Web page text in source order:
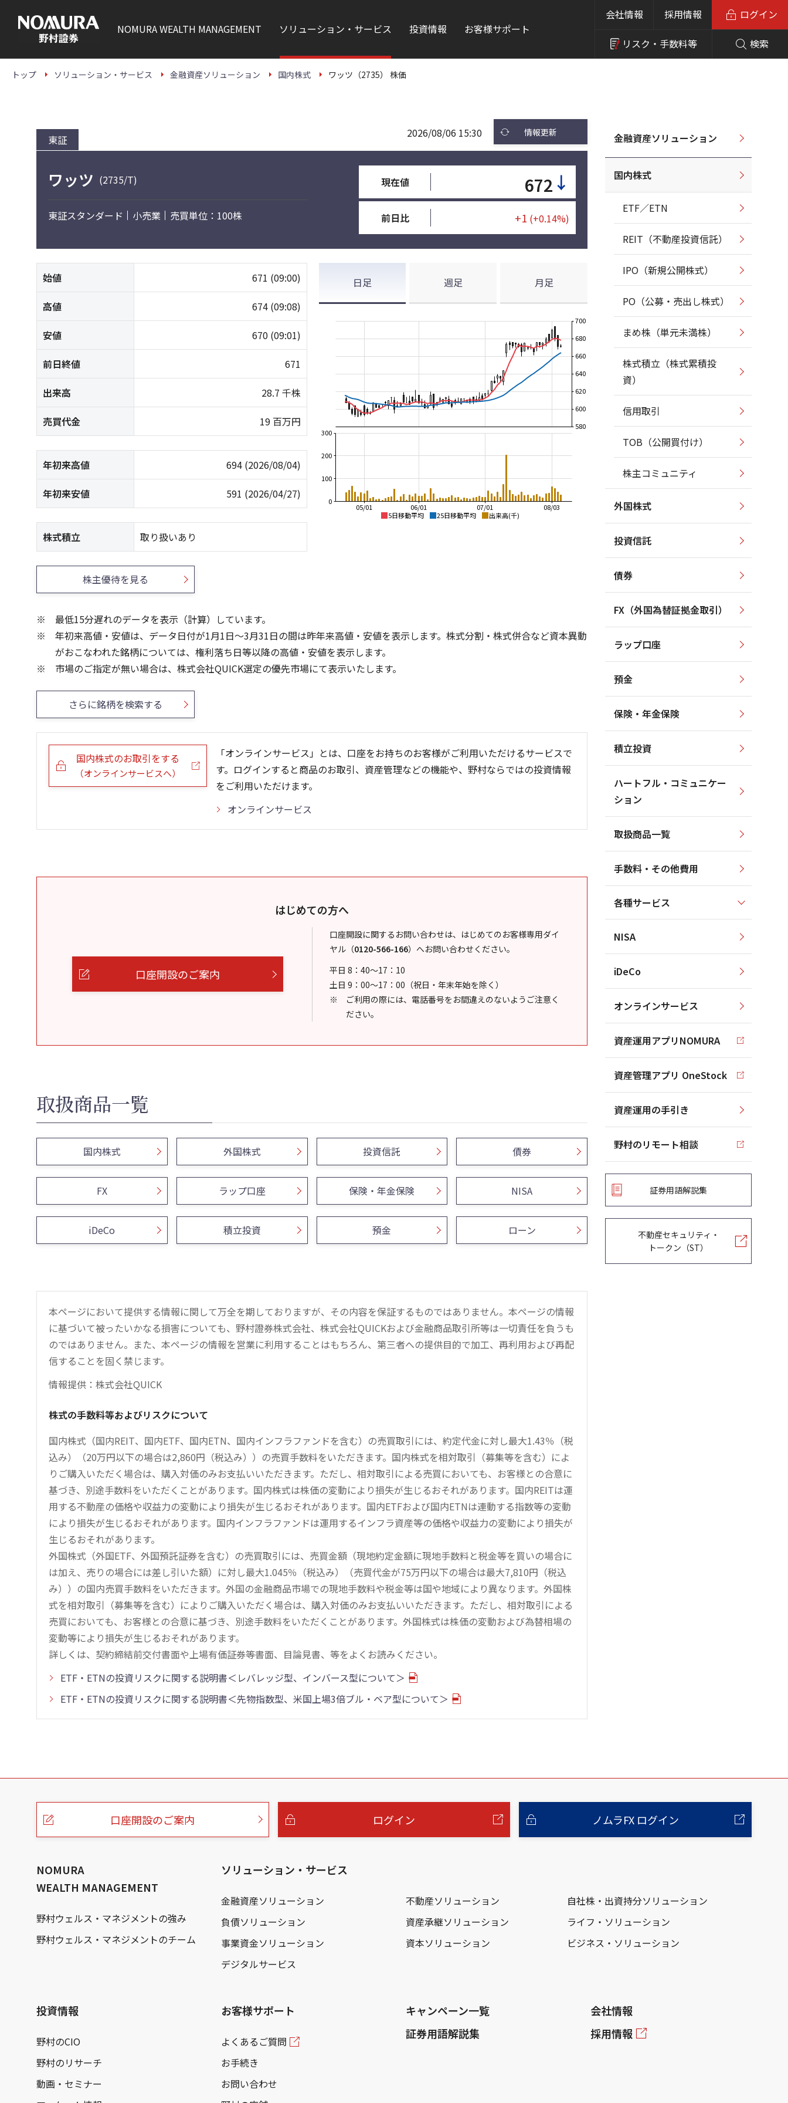
本
NOMURAWEALTH MANAGEMENT ソリューション・サービス 投資情報 お客様サポート
会社情報 採用情報
リスク・ 手数料等 検索
ログイン
トップ ソリューション・サービス 金融資産ソリューション 国内株式 ワッツ（2735） 株価
東証 2026/08/06 15:30 情報更新
ワッツ (2735/T)
東証スタンダード 小売業 売買単位：100株
現在値 672 ↓
前日比 +1 (+0.14%)
始値 671 (09:00)
高値 674 (09:08)
安値 670 (09:01)
前日終値 671
出来高 28.7 千株
売買代金 19 百万円
年初来高値 694 (2026/08/04)
年初来安値 591 (2026/04/27)
株式積立 取り扱いあり
日足 週足 月足
5日移動平均 25日移動平均 出来高(千)
08/03
07/01
06/01
05/01
580
600
620
640
660
680
700
0
100
200
300
13週移動平均 26週移動平均 出来高(千)
200
300
5ヶ月移動平均 25ヶ月移動平均 出来高(千)
150
200
株主優待を見る
最低15分遅れのデータを表示（計算）しています。
年初来高値・安値は、データ日付が1月1日～3月31日の間は昨年来高値・安値を表示します。株式分割・株式併合など資本異動
がおこなわれた銘柄については、権利落ち日等以降の高値・安値を表示します。
市場のご指定が無い場合は、株式会社QUICK選定の優先市場にて表示いたします。
さらに銘柄を検索する
国内株式のお取引をする
（オンラインサービスへ）
「オンラインサービス」とは、口座をお持ちのお客様がご利用いただけるサービスで
す。ログインすると商品のお取引、資産管理などの機能や、野村ならではの投資情報
をご利用いただけます。
オンラインサービス
はじめての方へ
口座開設のご案内
口座開設に関するお問い合わせは、はじめてのお客様専用ダイ
ヤル （0120-566-166） へお問い合わせください。
平日 8：40～17：10
土日 9：00～17：00（祝日・年末年始を除く）
ご利用の際には、電話番号をお間違えのないようご注意く
ださい。
取扱商品一覧
国内株式 外国株式 投資信託 債券
FX ラップ口座 保険・年金保険 NISA
iDeCo 積立投資 預金 ローン
本ページにおいて提供する情報に関して万全を期しておりますが、その内容を保証するものではありません。本ページの情報
に基づいて被ったいかなる損害についても、野村證券株式会社、株式会社QUICKおよび金融商品取引所等は一切責任を負うも
のではありません。また、本ページの情報を営業に利用することはもちろん、第三者への提供目的で加工、再利用および再配
信することを固く禁じます。
情報提供：株式会社QUICK
株式の手数料等およびリスクについて
国内株式（国内REIT、国内ETF、国内ETN、国内インフラファンドを含む）の売買取引には、約定代金に対し最大1.43％（税
込み）（20万円以下の場合は2,860円（税込み））の売買手数料をいただきます。国内株式を相対取引（募集等を含む）によ
りご購入いただく場合は、購入対価のみお支払いいただきます。ただし、相対取引による売買においても、お客様との合意に
基づき、別途手数料をいただくことがあります。国内株式は株価の変動により損失が生じるおそれがあります。国内REITは運
用する不動産の価格や収益力の変動により損失が生じるおそれがあります。国内ETFおよび国内ETNは連動する指数等の変動
により損失が生じるおそれがあります。国内インフラファンドは運用するインフラ資産等の価格や収益力の変動により損失が
生じるおそれがあります。
外国株式（外国ETF、外国預託証券を含む）の売買取引には、売買金額（現地約定金額に現地手数料と税金等を買いの場合に
は加え、売りの場合には差し引いた額）に対し最大1.045％（税込み）（売買代金が75万円以下の場合は最大7,810円（税込
み））の国内売買手数料をいただきます。外国の金融商品市場での現地手数料や税金等は国や地域により異なります。外国株
式を相対取引（募集等を含む）によりご購入いただく場合は、購入対価のみお支払いいただきます。ただし、相対取引による
売買においても、お客様との合意に基づき、別途手数料をいただくことがあります。外国株式は株価の変動および為替相場の
変動等により損失が生じるおそれがあります。
詳しくは、契約締結前交付書面や上場有価証券等書面、目論見書、等をよくお読みください。
ETF・ETNの投資リスクに関する説明書＜レバレッジ型、インバース型について＞
ETF・ETNの投資リスクに関する説明書＜先物指数型、米国上場3倍ブル・ベア型について＞
金融資産ソリューション
国内株式
ETF／ETN
REIT（不動産投資信託）
IPO（新規公開株式）
PO（公募・売出し株式）
まめ株（単元未満株）
株式積立（株式累積投
資）
信用取引
TOB（公開買付け）
株主コミュニティ
外国株式
投資信託
債券
FX（外国為替証拠金取引）
ラップ口座
預金
保険・年金保険
積立投資
ハートフル・コミュニケー
ション
取扱商品一覧
手数料・その他費用
各種サービス
NISA
iDeCo
オンラインサービス
資産運用アプリNOMURA
資産管理アプリ OneStock
資産運用の手引き
野村のリモート相談
証券用語解説集
不動産セキュリティ・
トークン（ST）
こ
口座開設のご案内 ログイン ノムラFX ログイン
NOMURA
WEALTH MANAGEMENT
野村ウェルス・マネジメントの強み
野村ウェルス・マネジメントのチーム
ソリューション・サービス
金融資産ソリューション 不動産ソリューション
自社株・出資持分ソリューション
負債ソリューション
資産承継ソリューション
ライフ・ソリューション
事業資金ソリューション
資本ソリューション
ビジネス・ソリューション
デジタルサービス
投資情報
野村のCIO
野村のリサーチ
動画・セミナー
お客様サポート
よくあるご質問
お手続き
お問い合わせ
キャンペーン一覧
証券用語解説集
会社情報
採用情報